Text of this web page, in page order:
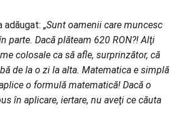
adăugat: „Sunt oamenii care muncesc
parte. Dacă plăteam 620 RON?! Alţi
colosale ca să afle, surprinzător, că
de la o zi la alta. Matematica e simplă
o formulă matematică! Dacă o
în aplicare, iertare, nu aveţi ce căuta